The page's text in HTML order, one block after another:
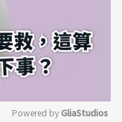
Powered by GliaStudios